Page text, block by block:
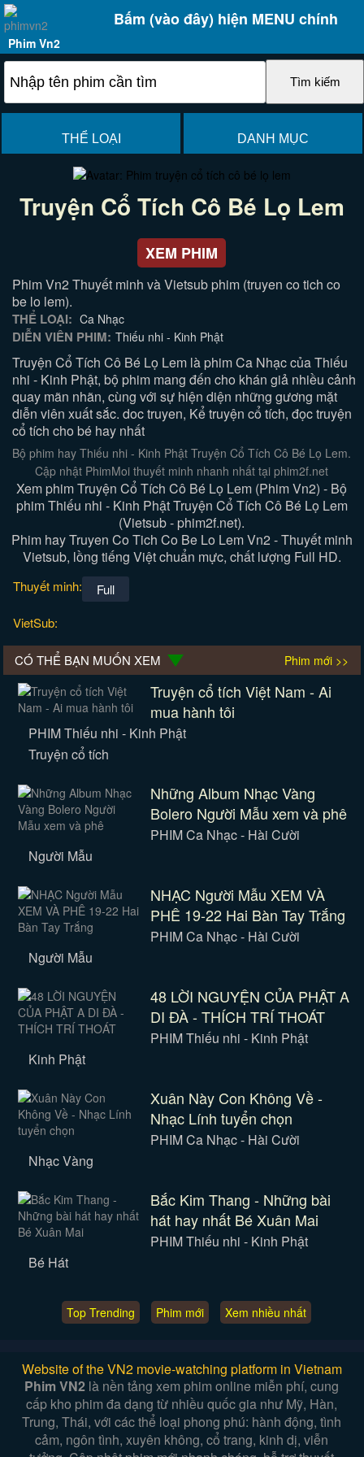
Bấm (vào đây) hiện MENU chính
Phim Vn2
THỂ LOẠI DANH MỤC
Truyện Cổ Tích Cô Bé Lọ Lem
XEM PHIM
Phim Vn2 Thuyết minh và Vietsub phim (truyen co tich co
be lo lem).
THỂ LOẠI: Ca Nhạc
DIỄN VIÊN PHIM: Thiếu nhi - Kinh Phật
Truyện Cổ Tích Cô Bé Lọ Lem là phim Ca Nhạc của Thiếu
nhi - Kinh Phật, bộ phim mang đến cho khán giả nhiều cảnh
quay mãn nhãn, cùng với sự hiện diện những gương mặt
diễn viên xuất sắc. doc truyen, Kể truyện cổ tích, đọc truyện
cổ tích cho bé hay nhất
Bộ phim hay Thiếu nhi - Kinh Phật Truyện Cổ Tích Cô Bé Lọ Lem.
Cập nhật PhimMoi thuyết minh nhanh nhất tại phim2f.net
Xem phim Truyện Cổ Tích Cô Bé Lọ Lem (Phim Vn2) - Bộ
phim Thiếu nhi - Kinh Phật Truyện Cổ Tích Cô Bé Lọ Lem
(Vietsub - phim2f.net).
Phim hay Truyen Co Tich Co Be Lo Lem Vn2 - Thuyết minh
Vietsub, lồng tiếng Việt chuẩn mực, chất lượng Full HD.
Thuyết minh:
Full
VietSub:
CÓ THỂ BẠN MUỐN XEM Phim mới >>
Truyện cổ tích Việt Nam - Ai
mua hành tôi
PHIM Thiếu nhi - Kinh Phật
Truyện cổ tích
Những Album Nhạc Vàng
Bolero Người Mẫu xem và phê
PHIM Ca Nhạc - Hài Cười
Người Mẫu
NHẠC Người Mẫu XEM VÀ
PHÊ 19-22 Hai Bàn Tay Trắng
PHIM Ca Nhạc - Hài Cười
Người Mẫu
48 LỜI NGUYỆN CỦA PHẬT A
DI ĐÀ - THÍCH TRÍ THOÁT
PHIM Thiếu nhi - Kinh Phật
Kinh Phật
Xuân Này Con Không Về -
Nhạc Lính tuyển chọn
PHIM Ca Nhạc - Hài Cười
Nhạc Vàng
Bắc Kim Thang - Những bài
hát hay nhất Bé Xuân Mai
PHIM Thiếu nhi - Kinh Phật
Bé Hát
Top Trending Phim mới Xem nhiều nhất
Website of the VN2 movie-watching platform in Vietnam
Phim VN2 là nền tảng xem phim online miễn phí, cung
cấp kho phim đa dạng từ nhiều quốc gia như Mỹ, Hàn,
Trung, Thái, với các thể loại phong phú: hành động, tình
cảm, ngôn tình, xuyên không, cổ trang, kinh dị, viễn